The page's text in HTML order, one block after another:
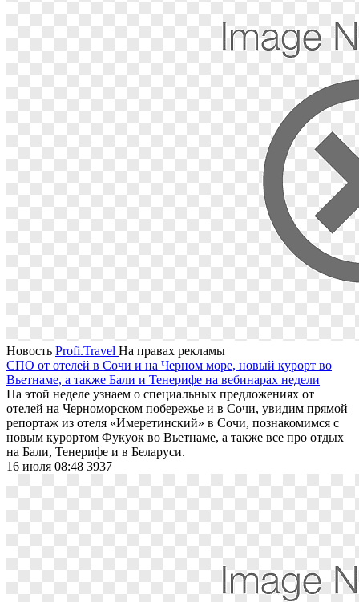
Новость Profi.Travel На правах рекламы
СПО от отелей в Сочи и на Черном море, новый курорт во
Вьетнаме, а также Бали и Тенерифе на вебинарах недели
На этой неделе узнаем о специальных предложениях от
отелей на Черноморском побережье и в Сочи, увидим прямой
репортаж из отеля «Имеретинский» в Сочи, познакомимся с
новым курортом Фукуок во Вьетнаме, а также все про отдых
на Бали, Тенерифе и в Беларуси.
16 июля 08:48 3937